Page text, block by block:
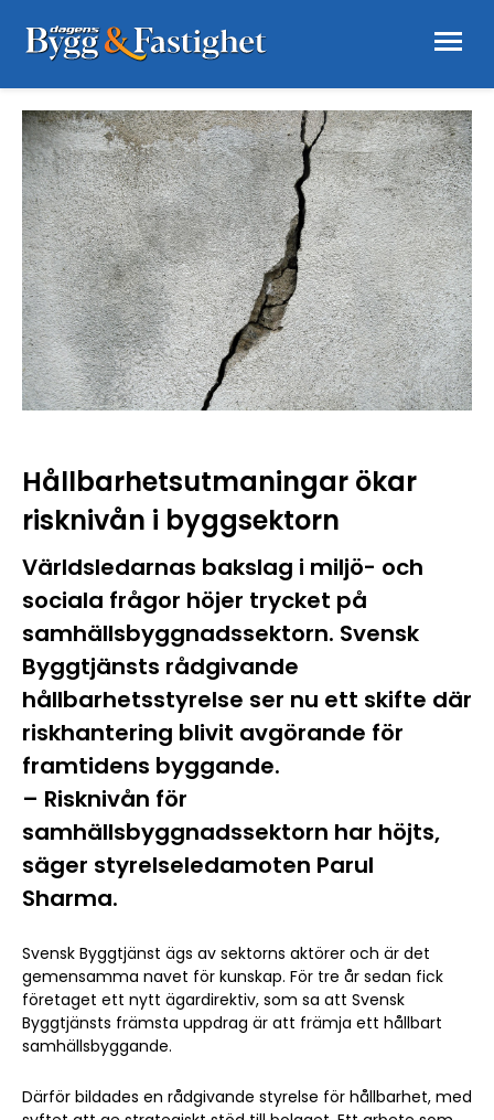
Hållbarhetsutmaningar ökar
risknivån i byggsektorn
Världsledarnas bakslag i miljö- och
sociala frågor höjer trycket på
samhällsbyggnadssektorn. Svensk
Byggtjänsts rådgivande
hållbarhetsstyrelse ser nu ett skifte där
riskhantering blivit avgörande för
framtidens byggande.
– Risknivån för
samhällsbyggnadssektorn har höjts,
säger styrelseledamoten Parul
Sharma.
Svensk Byggtjänst ägs av sektorns aktörer och är det
gemensamma navet för kunskap. För tre år sedan fick
företaget ett nytt ägardirektiv, som sa att Svensk
Byggtjänsts främsta uppdrag är att främja ett hållbart
samhällsbyggande.
Därför bildades en rådgivande styrelse för hållbarhet, med